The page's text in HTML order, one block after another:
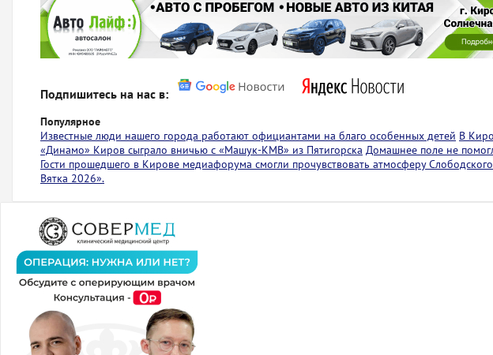
Подпишитесь на нас в:
Популярное
Известные люди нашего города работают официантами на благо особенных детей В
«Динамо» Киров сыграло вничью с ​​​​«Машук-КМВ» из Пятигорска Домашнее поле не
Гости прошедшего в Кирове медиафорума смогли прочувствовать атмосферу
Вятка 2026».